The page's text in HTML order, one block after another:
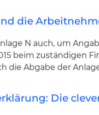
die
N auch, um
beim
die Abgabe der
Die